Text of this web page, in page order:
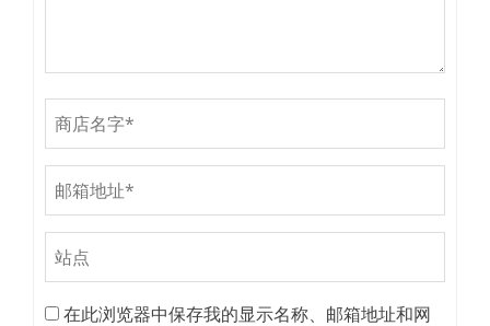
在此浏览器中保存我的显示名称、邮箱地址和网